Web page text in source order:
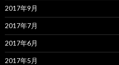
2017年9月
2017年7月
2017年6月
2017年5月